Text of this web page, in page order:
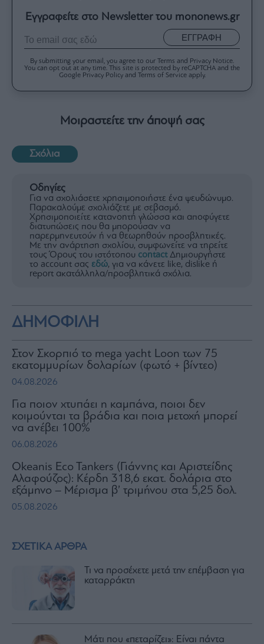
ΣΧΕΤΙΚΑ ΑΡΘΡΑ
Τι να προσέχετε μετά την επέμβαση για
καταρράκτη
Μάτι που «πεταρίζει»: Είναι πάντα
Εγγραφείτε στο Newsletter του mononews.gr
ΕΓΓΡΑΦΗ
By submitting your email, you agree to our Terms and Privacy Notice.
You can opt out at any time. This site is protected by reCAPTCHA and the
Google Privacy Policy and Terms of Service apply.
Μοιραστείτε την άποψή σας
Σχόλια
Οδηγίες
Για να σχολιάσετε χρησιμοποιήστε ένα ψευδώνυμο.
Παρακαλούμε σχολιάζετε με σεβασμό.
Χρησιμοποιείτε κατανοητή γλώσσα και αποφύγετε
διατυπώσεις που θα μπορούσαν να
παρερμηνευτούν ή να θεωρηθούν προσβλητικές.
Με την ανάρτηση σχολίου, συμφωνείτε να τηρείτε
τους Όρους του ιστότοπου contactΔημιουργήστε
το account σας εδώ, για να κάνετε like, dislike ή
report ακατάλληλα/προσβλητικά σχόλια.
ΔΗΜΟΦΙΛΗ
Στον Σκορπιό το mega yacht Loon των 75
εκατομμυρίων δολαρίων (φωτό + βίντεο)
04.08.2026
Για ποιον χτυπάει η καμπάνα, ποιοι δεν
κοιμούνται τα βράδια και ποια μετοχή μπορεί
να ανέβει 100%
06.08.2026
Okeanis Eco Tankers (Γιάννης και Αριστείδης
Αλαφούζος): Κέρδη 318,6 εκατ. δολάρια στο
εξάμηνο – Μέρισμα β’ τριμήνου στα 5,25 δολ.
05.08.2026